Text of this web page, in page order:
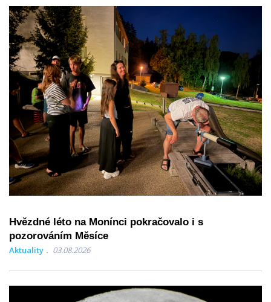
Hvězdné léto na Monínci pokračovalo i s
pozorováním Měsíce
Aktuality 03.08.2026